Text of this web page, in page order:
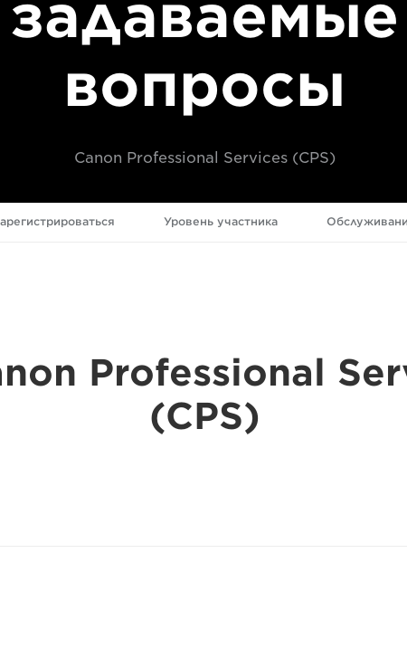
задаваемые
вопросы
Canon Professional Services (CPS)
Уровень участника
Professional
(CPS)